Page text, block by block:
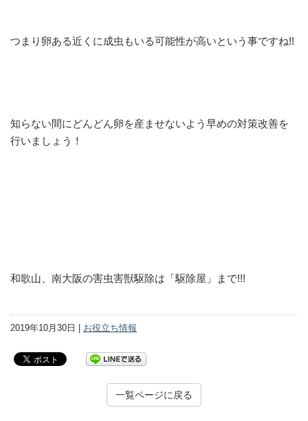
つまり卵ある近くに成虫もいる可能性が高いという事ですね!!
知らない間にどんどん卵を産ませないよう早めの対策改善を
行いましょう！
和歌山、南大阪の害虫害獣駆除は「駆除屋」まで!!!
2019年10月30日 | お役立ち情報
一覧ページに戻る